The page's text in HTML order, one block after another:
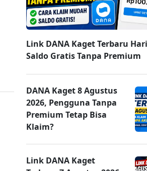
Link DANA Kaget Terbaru
Saldo Gratis Tanpa Premium
DANA Kaget 8 Agustus
2026, Pengguna Tanpa
Premium Tetap Bisa
Klaim?
Link DANA Kaget